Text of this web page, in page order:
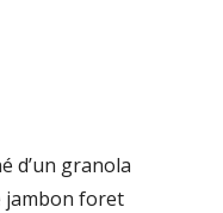
d’un granola
jambon foret